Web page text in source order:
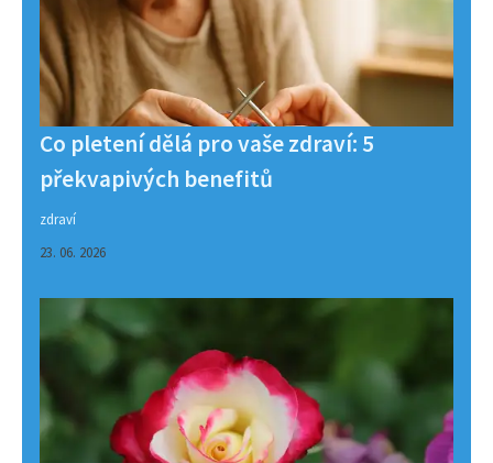
Co pletení dělá pro vaše zdraví: 5
překvapivých benefitů
zdraví
23. 06. 2026